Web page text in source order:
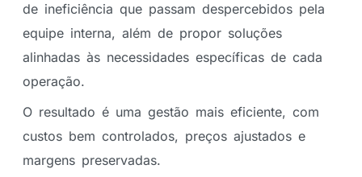
de ineficiência que passam despercebidos pela
equipe interna, além de propor soluções
alinhadas às necessidades específicas de cada
operação.
O resultado é uma gestão mais eficiente, com
custos bem controlados, preços ajustados e
margens preservadas.